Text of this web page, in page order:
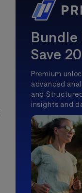
Save
Premium
advanced
and
insights and